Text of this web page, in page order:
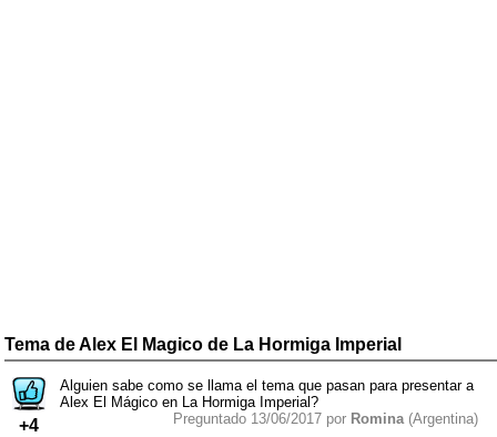
Tema de Alex El Magico de La Hormiga Imperial
+4
Alguien sabe como se llama el tema que pasan para presentar a
Alex El Mágico en La Hormiga Imperial?
Preguntado 13/06/2017 por Romina (Argentina)